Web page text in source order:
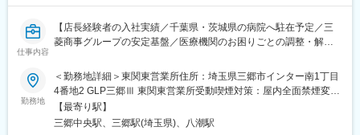
「単体試験」～「結合試験」～「統合試験」）
■手術台は、機械・電気・ソフト・油圧等の機構で構成されます。
トを推進し最終製品を生み出します。
【豊富な福利厚生】
■住宅補助手当 / 会社規程に該当の場合
仕事内容
【店長経験者の入社実績／千葉県・茨城県の病院へ駐在予定／三
菱商事グループの安定基盤／医療機関のお困りごとの調整・解決
■職務内容：
当社は、病院経営のパートナーとして、病院で使用する医療材料
や医薬品の調達、物品管理や、医療材料費に関する削減の提案を
行っております。
本ポジションでは、基本的には顧客となる病院に常駐し、医療現
勤務地
＜勤務地詳細＞東関東営業所住所：埼玉県三郷市インター南1丁目
4番地2 GLP三郷Ⅲ 東関東営業所受動喫煙対策：屋内全面禁煙変更
の範囲：会社の定める事業所
【最寄り駅】
三郷中央駅、三郷駅(埼玉県)、八潮駅